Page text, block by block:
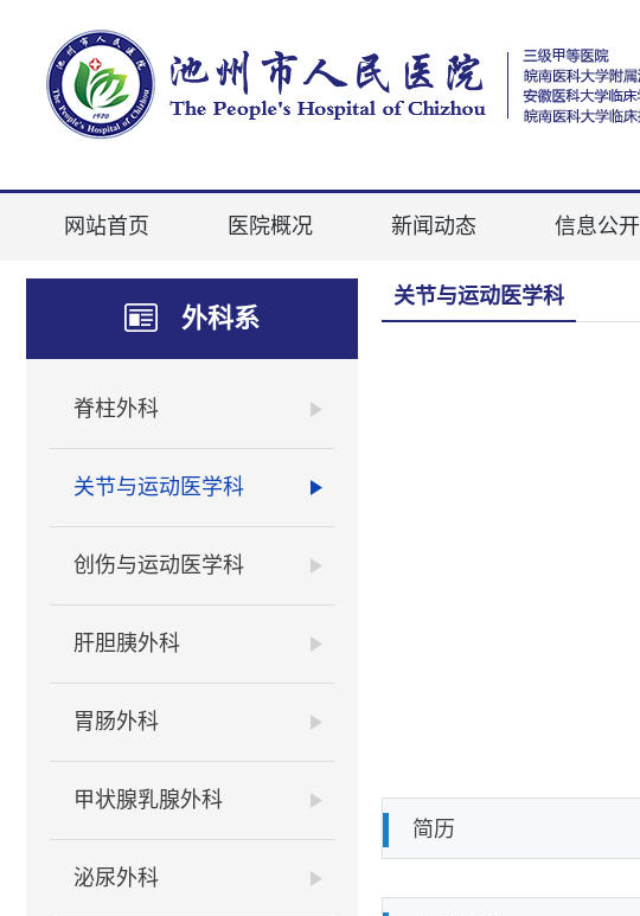
网站首页 医院概况 新闻动态 信息公开
外科系
脊柱外科
关节与运动医学科
创伤与运动医学科
肝胆胰外科
胃肠外科
甲状腺乳腺外科
泌尿外科
关节与运动医学科
简历